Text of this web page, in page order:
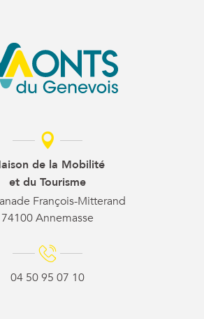
de la Mobilité
et du Tourisme
François-Mitterand
74100 Annemasse
04 50 95 07 10